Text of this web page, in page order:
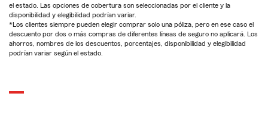
el estado. Las opciones de cobertura son seleccionadas por el cliente y la
disponibilidad y elegibilidad podrían variar.
*Los clientes siempre pueden elegir comprar solo una póliza, pero en ese caso el
descuento por dos o más compras de diferentes líneas de seguro no aplicará. Los
ahorros, nombres de los descuentos, porcentajes, disponibilidad y elegibilidad
podrían variar según el estado.